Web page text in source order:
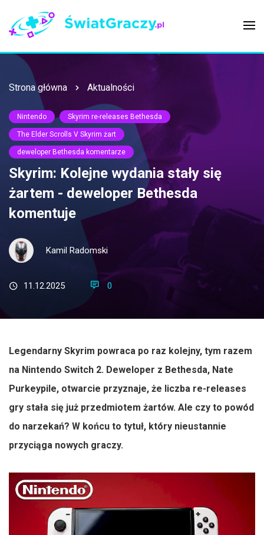
Strona główna Aktualności
Nintendo Skyrim re-releases Bethesda
The Elder Scrolls V Skyrim żart
deweloper Bethesda komentarze
Skyrim: Kolejne wydania stały się
żartem - deweloper Bethesda
komentuje
Kamil Radomski
11.12.2025 0
Legendarny Skyrim powraca po raz kolejny, tym razem
na Nintendo Switch 2. Deweloper z Bethesda, Nate
Purkeypile, otwarcie przyznaje, że liczba re-releases
gry stała się już przedmiotem żartów. Ale czy to powód
do narzekań? W końcu to tytuł, który nieustannie
przyciąga nowych graczy.